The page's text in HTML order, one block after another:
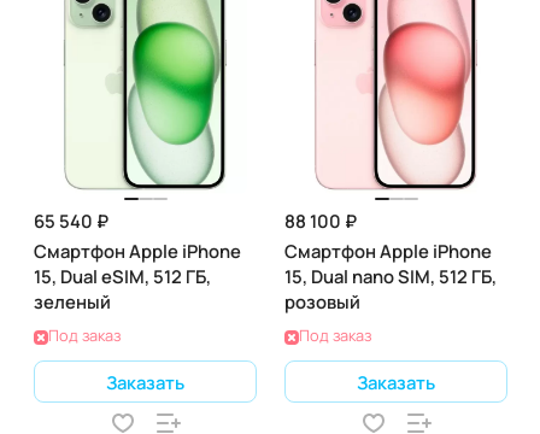
65 540 ₽
Смартфон Apple iPhone
15, Dual eSIM, 512 ГБ,
зеленый
Под заказ
Заказать
88 100 ₽
Смартфон Apple iPhone
15, Dual nano SIM, 512 ГБ,
розовый
Под заказ
Заказать